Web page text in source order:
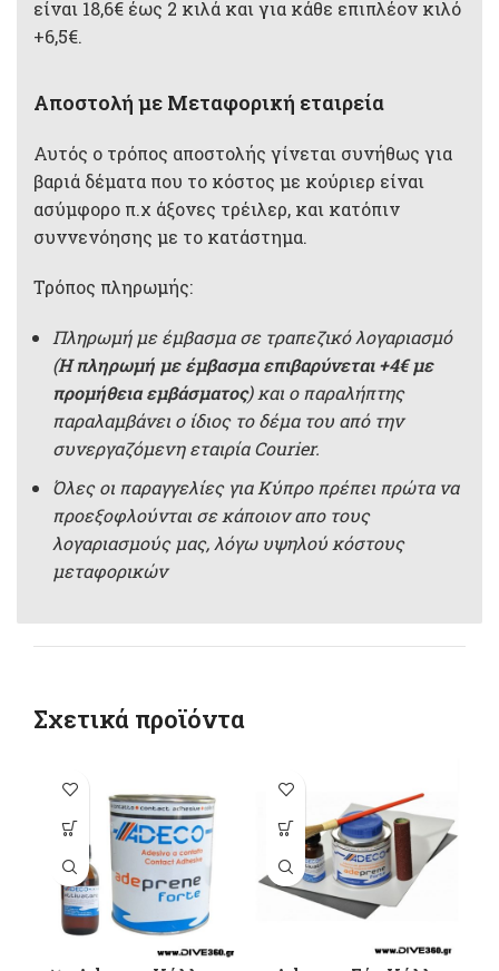
είναι 18,6€ έως 2 κιλά και για κάθε επιπλέον κιλό
+6,5€.
Αποστολή με Μεταφορική εταιρεία
Αυτός ο τρόπος αποστολής γίνεται συνήθως για
βαριά δέματα που το κόστος με κούριερ είναι
ασύμφορο π.χ άξονες τρέιλερ, και κατόπιν
συννενόησης με το κατάστημα.
Τρόπος πληρωμής:
Πληρωμή με έμβασμα σε τραπεζικό λογαριασμό
(Η πληρωμή με έμβασμα επιβαρύνεται +4€ με
προμήθεια εμβάσματος) και ο παραλήπτης
παραλαμβάνει ο ίδιος το δέμα του από την
συνεργαζόμενη εταιρία Courier.
Όλες οι παραγγελίες για Κύπρο πρέπει πρώτα να
προεξοφλούνται σε κάποιον απο τους
λογαριασμούς μας, λόγω υψηλού κόστους
μεταφορικών
Σχετικά προϊόντα
Αυτό το
προϊόν έχει
πολλαπλές
παραλλαγές.
Οι επιλογές
μπορούν να